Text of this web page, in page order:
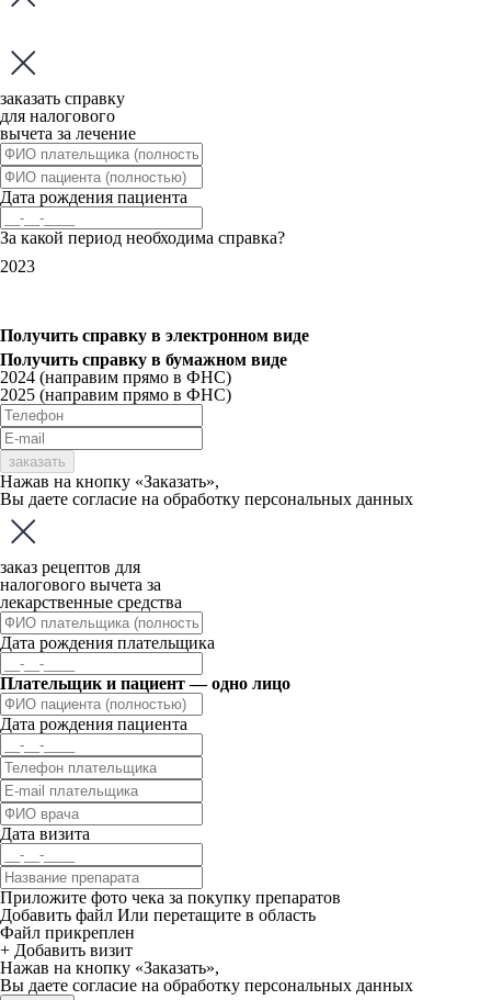
заказать справку
для налогового
вычета за лечение
Дата рождения пациента
За какой период необходима справка?
2023
Получить справку в электронном виде
Получить справку в бумажном виде
2024 (направим прямо в ФНС)
2025 (направим прямо в ФНС)
заказать
Нажав на кнопку «Заказать»,
Вы даете согласие на обработку персональных данных
заказ рецептов для
налогового вычета за
лекарственные средства
Дата рождения плательщика
Плательщик и пациент — одно лицо
Дата рождения пациента
Дата визита
Приложите фото чека за покупку препаратов
Добавить файл Или перетащите в область
Файл прикреплен
+ Добавить визит
Нажав на кнопку «Заказать»,
Вы даете согласие на обработку персональных данных